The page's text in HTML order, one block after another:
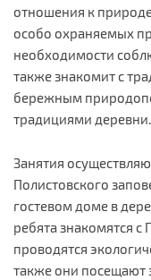
отношения к
особо охраняемых
необходимости
также знакомит с
бережным
традициями деревни.
Занятия
Полистовского
гостевом доме в
ребята знакомятся
проводятся
также они посещают